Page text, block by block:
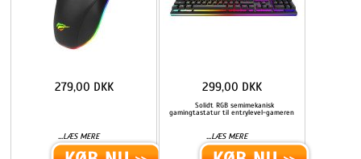
...LÆS MERE
279,00 DKK
Solidt RGB semimekanisk
gamingtastatur til entrylevel-gameren
...LÆS MERE
299,00 DKK